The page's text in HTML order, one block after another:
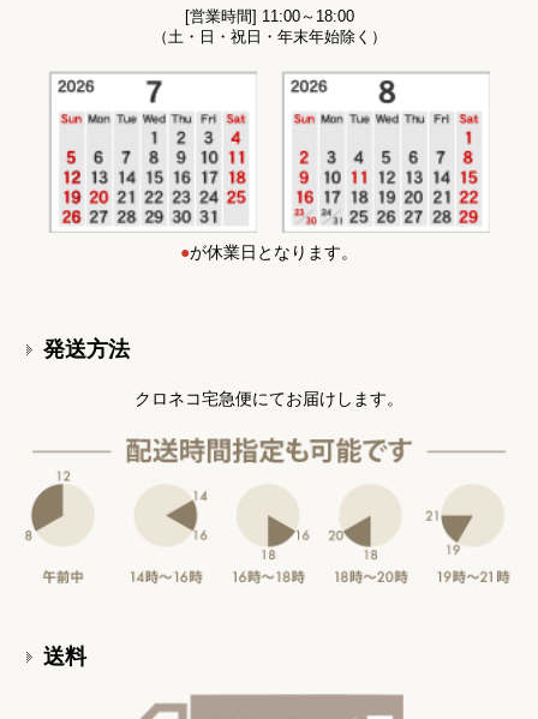
[営業時間] 11:00～18:00
（土・日・祝日・年末年始除く）
●が休業日となります。
発送方法
クロネコ宅急便にてお届けします。
送料